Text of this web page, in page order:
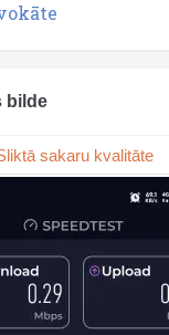
bilde
sakaru kvalitāte